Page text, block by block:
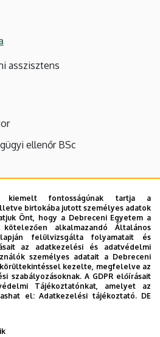
kiemelt fontosságúnak tartja a
birtokába jutott személyes adatok
Önt, hogy a Debreceni Egyetem a
alkalmazandó Általános
felülvizsgálta folyamatait és
az adatkezelési és adatvédelmi
személyes adatait a Debreceni
kezelte, megfelelve az
szabályozásoknak. A GDPR előírásait
Tájékoztatónkat, amelyet az
el:Adatkezelési tájékoztató. DE
asszisztens
ellenőr BSc
07. 15:20